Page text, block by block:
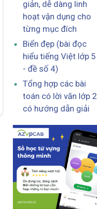
giản, dễ dàng linh
hoạt vận dụng cho
từng mục đích
Biển đẹp (bài đọc
hiểu tiếng Việt lớp 5
- đề số 4)
Tổng hợp các bài
toán có lời văn lớp 2
có hướng dẫn giải